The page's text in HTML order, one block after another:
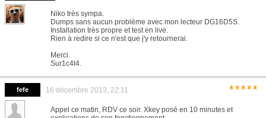
Niko très sympa.
Dumps sans aucun problème avec mon lecteur DG16D5S.
Installation très propre et test en live.
Rien à redire si ce n'est que j'y retournerai.
Merci.
Sur1c4t4.
fefe 16 décembre 2013, 22:11 *****
Appel ce matin, RDV ce soir. Xkey posé en 10 minutes et